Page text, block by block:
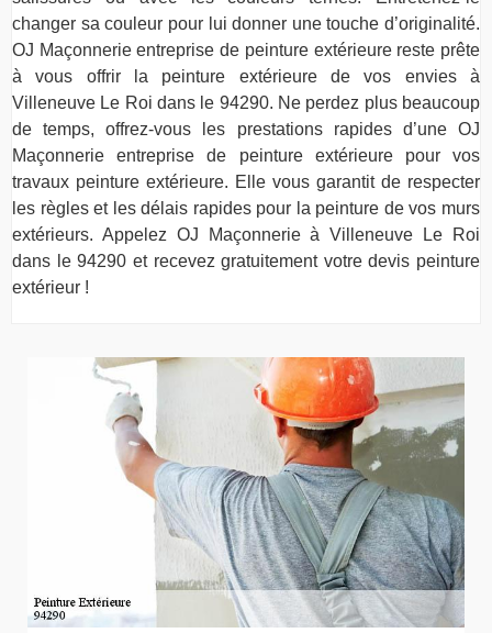
changer sa couleur pour lui donner une touche d’originalité.
OJ Maçonnerie entreprise de peinture extérieure reste prête
à vous offrir la peinture extérieure de vos envies à
Villeneuve Le Roi dans le 94290. Ne perdez plus beaucoup
de temps, offrez-vous les prestations rapides d’une OJ
Maçonnerie entreprise de peinture extérieure pour vos
travaux peinture extérieure. Elle vous garantit de respecter
les règles et les délais rapides pour la peinture de vos murs
extérieurs. Appelez OJ Maçonnerie à Villeneuve Le Roi
dans le 94290 et recevez gratuitement votre devis peinture
extérieur !